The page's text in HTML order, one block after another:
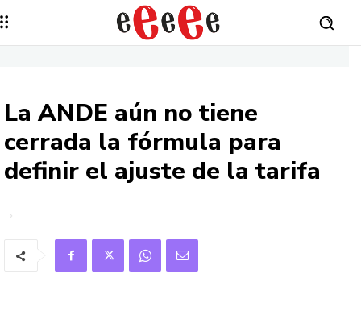
La ANDE aún no tiene
cerrada la fórmula para
definir el ajuste de la tarifa